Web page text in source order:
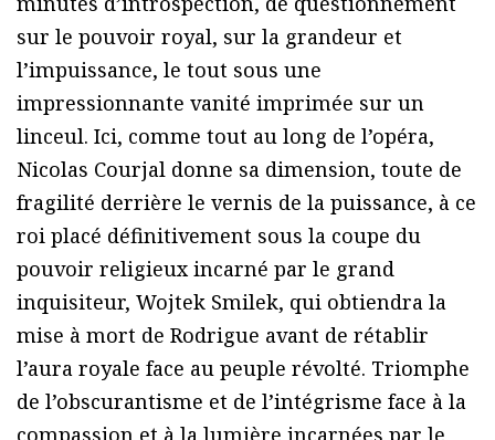
sur le pouvoir royal, sur la grandeur et
l’impuissance, le tout sous une
impressionnante vanité imprimée sur un
linceul. Ici, comme tout au long de l’opéra,
Nicolas Courjal donne sa dimension, toute de
fragilité derrière le vernis de la puissance, à ce
roi placé définitivement sous la coupe du
pouvoir religieux incarné par le grand
inquisiteur, Wojtek Smilek, qui obtiendra la
mise à mort de Rodrigue avant de rétablir
l’aura royale face au peuple révolté. Triomphe
de l’obscurantisme et de l’intégrisme face à la
compassion et à la lumière incarnées par le